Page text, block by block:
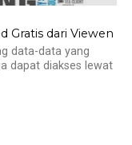
Gratis dari Viewen
data-data yang
dapat diakses lewat